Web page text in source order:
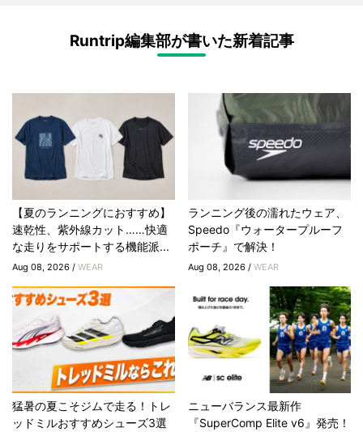
Runtrip編集部が書いた新着記事
【夏のランニングにおすすめ】
速乾性、紫外線カット……快適
な走りをサポートする機能派...
Aug 08, 2026 / WEAR
ランニング後の濡れたウェア、
Speedo『ウォータープルーフ
ポーチ』で解決！
Aug 08, 2026 /WEAR
猛暑の夏こそジムで走る！トレ
ッドミルおすすめシューズ3選
ニューバランス最新作
『SuperComp Elite v6』発売！